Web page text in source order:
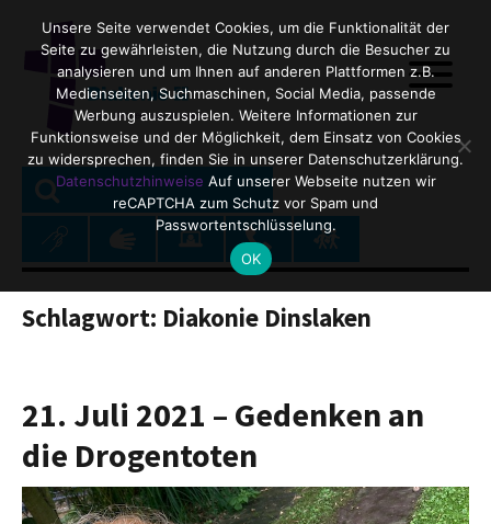
Search
for:
SEARCH
Schlagwort: Diakonie Dinslaken
21. Juli 2021 – Gedenken an
die Drogentoten
Unsere Seite verwendet Cookies, um die Funktionalität der
Seite zu gewährleisten, die Nutzung durch die Besucher zu
analysieren und um Ihnen auf anderen Plattformen z.B.
Medienseiten, Suchmaschinen, Social Media, passende
Werbung auszuspielen. Weitere Informationen zur
Funktionsweise und der Möglichkeit, dem Einsatz von Cookies
zu widersprechen, finden Sie in unserer Datenschutzerklärung.
Datenschutzhinweise Auf unserer Webseite nutzen wir
reCAPTCHA zum Schutz vor Spam und
Passwortentschlüsselung.
OK